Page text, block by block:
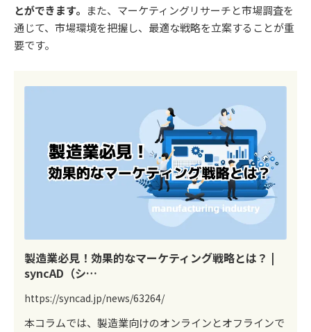
とができます。 また、マーケティングリサーチと市場調査を
通じて、市場環境を把握し、最適な戦略を立案することが重
要です。
製造業必見！効果的なマーケティング戦略とは？ |
syncAD（シ…
https://syncad.jp/news/63264/
本コラムでは、製造業向けのオンラインとオフラインで